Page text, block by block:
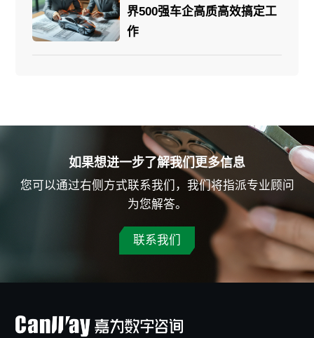
界500强车企高质高效搞定工
作
如果想进一步了解我们更多信息
您可以通过右侧方式联系我们，我们将指派专业顾问
为您解答。
联系我们